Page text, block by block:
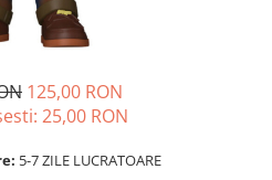
125,00 RON
25,00 RON
5-7 ZILE LUCRATOARE